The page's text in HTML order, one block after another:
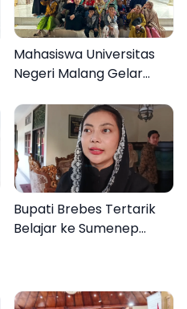
Mahasiswa Universitas
Negeri Malang Gelar
Desa Dapenda
Bupati Brebes Tertarik
Belajar ke Sumenep